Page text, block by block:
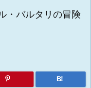
・バルタリの冒険
B!